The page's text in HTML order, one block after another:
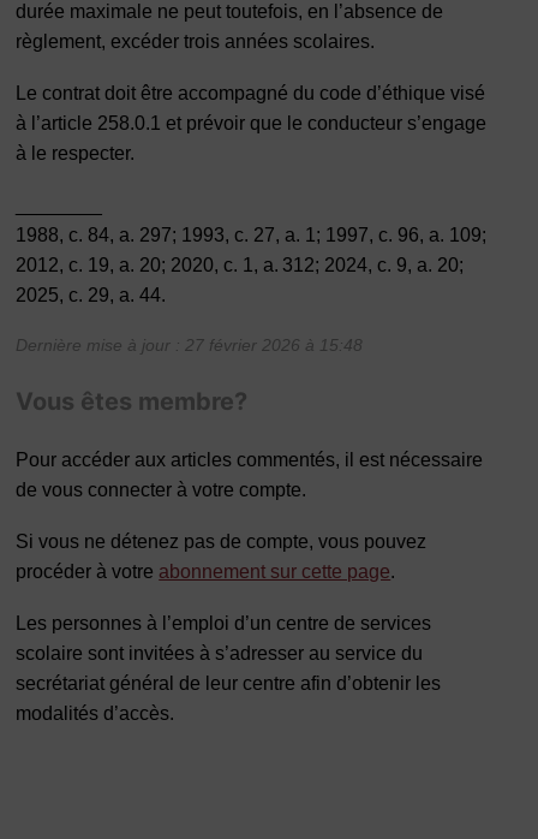
durée maximale ne peut toutefois, en l’absence de
règlement, excéder trois années scolaires.
Le contrat doit être accompagné du code d’éthique visé
à l’article 258.0.1 et prévoir que le conducteur s’engage
à le respecter.
1988, c. 84, a. 297; 1993, c. 27, a. 1; 1997, c. 96, a. 109;
2012, c. 19, a. 20; 2020, c. 1, a. 312; 2024, c. 9, a. 20;
2025, c. 29, a. 44.
Dernière mise à jour : 27 février 2026 à 15:48
Vous êtes membre?
Pour accéder aux articles commentés, il est nécessaire
de vous connecter à votre compte.
Si vous ne détenez pas de compte, vous pouvez
procéder à votre abonnement sur cette page.
Les personnes à l’emploi d’un centre de services
scolaire sont invitées à s’adresser au service du
secrétariat général de leur centre afin d’obtenir les
modalités d’accès.